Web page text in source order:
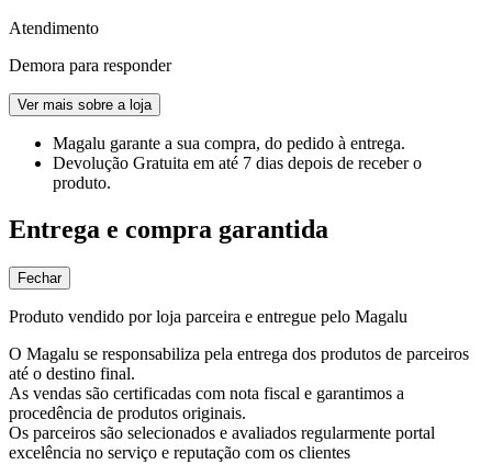
Atendimento
Demora para responder
Ver mais sobre a loja
Magalu garante a sua compra, do pedido à entrega.
Devolução Gratuita em até 7 dias depois de receber o
produto.
Entrega e compra garantida
Fechar
Produto vendido por loja parceira e entregue pelo Magalu
O Magalu se responsabiliza pela entrega dos produtos de parceiros
até o destino final.
As vendas são certificadas com nota fiscal e garantimos a
procedência de produtos originais.
Os parceiros são selecionados e avaliados regularmente portal
excelência no serviço e reputação com os clientes